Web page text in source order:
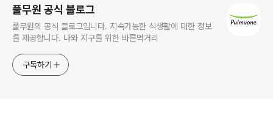
풀무원 공식 블로그
풀무원의 공식 블로그입니다. 지속가능한 식생활에 대한 정보
를 제공합니다. 나와 지구를 위한 바른먹거리
구독하기